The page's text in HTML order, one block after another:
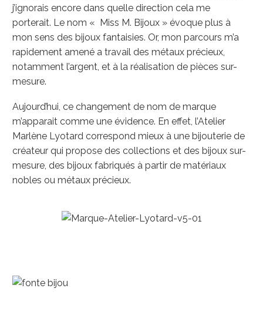
j’ignorais encore dans quelle direction cela me
porterait. Le nom « Miss M. Bijoux » évoque plus à
mon sens des bijoux fantaisies. Or, mon parcours m’a
rapidement amené a travail des métaux précieux,
notamment l’argent, et à la réalisation de pièces sur-
mesure.
Aujourd’hui, ce changement de nom de marque
m’apparait comme une évidence. En effet, l’Atelier
Marlène Lyotard correspond mieux à une bijouterie de
créateur qui propose des collections et des bijoux sur-
mesure, des bijoux fabriqués à partir de matériaux
nobles ou métaux précieux.